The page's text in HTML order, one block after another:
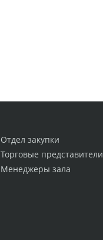
Отдел закупки
Торговые представители
Менеджеры зала